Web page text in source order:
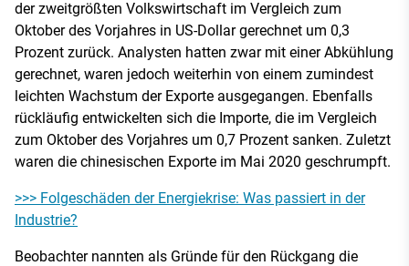
der zweitgrößten Volkswirtschaft im Vergleich zum
Oktober des Vorjahres in US-Dollar gerechnet um 0,3
Prozent zurück. Analysten hatten zwar mit einer Abkühlung
gerechnet, waren jedoch weiterhin von einem zumindest
leichten Wachstum der Exporte ausgegangen. Ebenfalls
rückläufig entwickelten sich die Importe, die im Vergleich
zum Oktober des Vorjahres um 0,7 Prozent sanken. Zuletzt
waren die chinesischen Exporte im Mai 2020 geschrumpft.
>>> Folgeschäden der Energiekrise: Was passiert in der
Industrie?
Beobachter nannten als Gründe für den Rückgang die